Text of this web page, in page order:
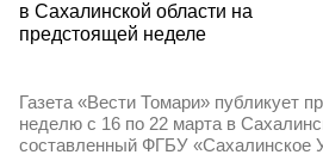
в Сахалинской области на
предстоящей неделе
Газета «Вести Томари» публикует
неделю с 16 по 22 марта в
составленный ФГБУ «Сахалинское